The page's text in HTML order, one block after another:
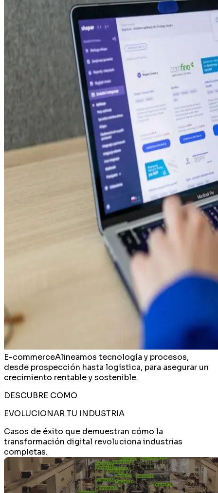
E-commerceAlineamos tecnología y procesos,
desde prospección hasta logística, para asegurar un
crecimiento rentable y sostenible.
DESCUBRE COMO
EVOLUCIONAR TU INDUSTRIA
Casos de éxito que demuestran cómo la
transformación digital revoluciona industrias
completas.